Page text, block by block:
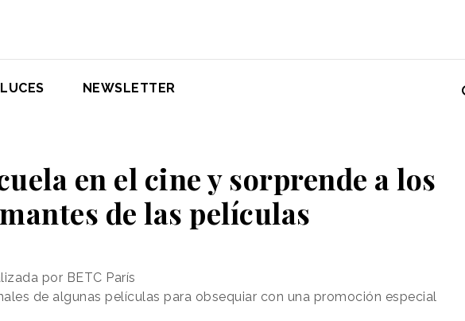
NEWSLETTER
en el cine y sorprende a los
de las películas
por BETC París
de algunas películas para obsequiar con una promoción especial